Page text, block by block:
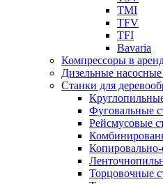
TMI
TFV
TFI
Bavaria
Компрессоры в
Дизельные насосные
Станки для
Фуговальные
Рейсмусовые
Торцовочные